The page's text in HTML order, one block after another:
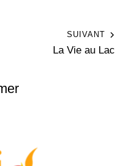
SUIVANT
La Vie au Lac